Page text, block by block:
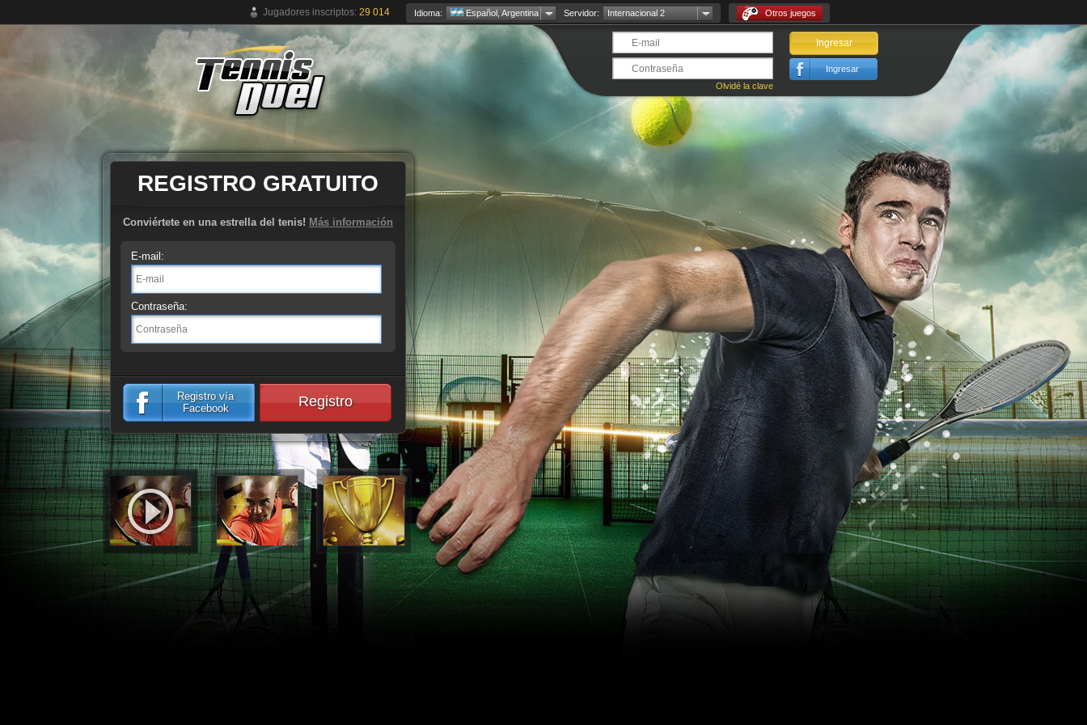
Jugadores inscriptos: 29 014 Idioma: Español, Argentina Servidor: Internacional 2 Otros juegos
Olvidé la clave
Ingresar
Ingresar
REGISTRO GRATUITO
Conviértete en una estrella del tenis! Más información
E-mail:
Contraseña:
Registro vía
Facebook
Registro